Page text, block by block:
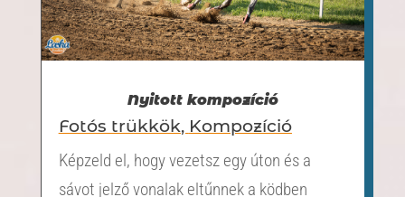
Nyitott kompozíció
Fotós trükkök, Kompozíció
Képzeld el, hogy vezetsz egy úton és a
sávot jelző vonalak eltűnnek a ködben